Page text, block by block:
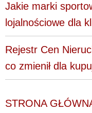
Jakie marki
lojalnościowe dla
Rejestr Cen
co zmienił dla
STRONA